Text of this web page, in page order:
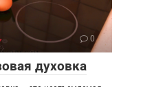
0
духовка